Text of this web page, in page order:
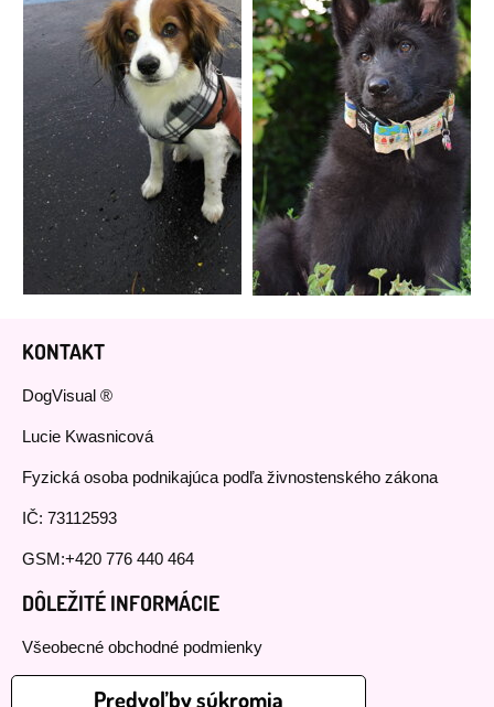
KONTAKT
DogVisual ®
Lucie Kwasnicová
Fyzická osoba podnikajúca podľa živnostenského zákona
IČ: 73112593
GSM:+420 776 440 464
DÔLEŽITÉ INFORMÁCIE
Všeobecné obchodné podmienky
Reklamačný poriadok
Predvoľby súkromia